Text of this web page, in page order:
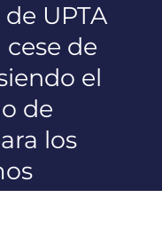
UPTA
de
el
de
los